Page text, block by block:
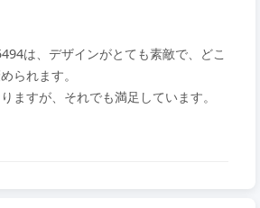
は、デザインがとても素敵で、どこ
られます。
ますが、それでも満足しています。